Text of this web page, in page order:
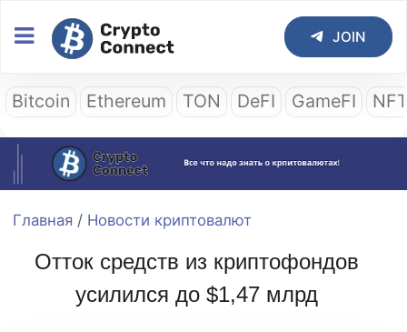
JOIN
Bitcoin Ethereum TON DeFI GameFI
Главная / Новости криптовалют
Отток средств из криптофондов
усилился до $1,47 млрд